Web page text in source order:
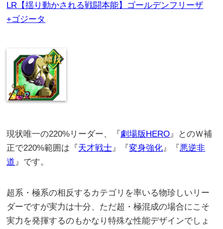
LR【揺り動かされる戦闘本能】ゴールデンフリーザ
+ゴジータ
現状唯一の220%リーダー、『 劇場版HERO』とのＷ補
正で220%範囲は『 天才戦士』『変身強化』『悪逆非
道』です。
超系・極系の相反するカテゴリを率いる物珍しいリー
ダーですが実力は十分、ただ超・極混成の場合にこそ
実力を発揮するのもかなり特殊な性能デザインでしょ